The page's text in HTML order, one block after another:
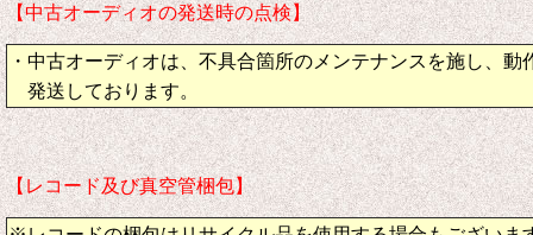
【中古オーディオの発送時の点検】
・中古オーディオは、不具合箇所のメンテナンスを施し、動
発送しております。
【レコード及び真空管梱包】